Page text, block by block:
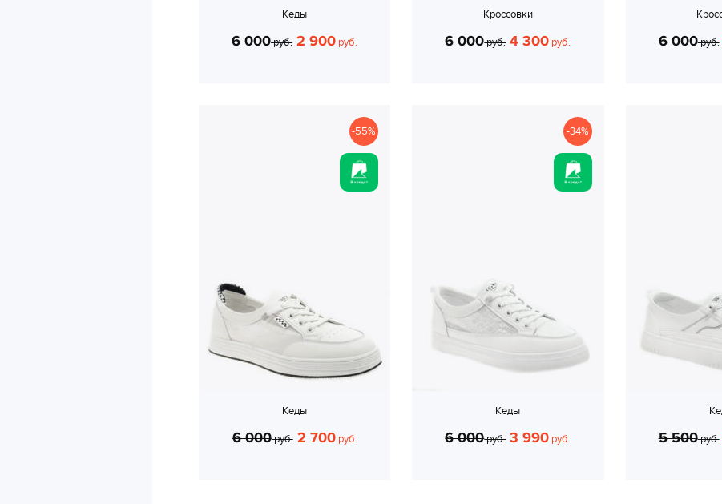
Кеды
6 000руб. 2 900 руб.
Кроссовки
6 000руб. 4 300 руб. 6 000руб.
-55%
Кеды
6 000руб. 2 700руб.
-34%
Кеды
6 000руб. 3 990 руб. 5 500руб.